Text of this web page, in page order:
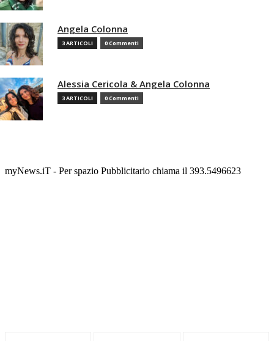
Angela Colonna
3 ARTICOLI 0 Commenti
Alessia Cericola & Angela Colonna
3 ARTICOLI 0 Commenti
myNews.iT - Per spazio Pubblicitario chiama il 393.5496623